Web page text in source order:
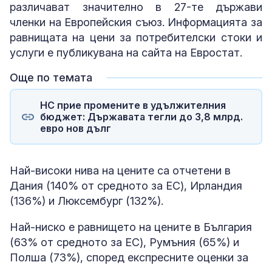
различават значително в 27-те държави
членки на Европейския съюз. Информацията за
равнищата на цени за потребителски стоки и
услуги е публикувана на сайта на Евростат.
Още по темата
НС прие промените в удължителния
бюджет: Държавата тегли до 3,8 млрд.
евро нов дълг
Най-високи нива на цените са отчетени в
Дания (140% от средното за ЕС), Ирландия
(136%) и Люксембург (132%).
Най-ниско е равнището на цените в България
(63% от средното за ЕС), Румъния (65%) и
Полша (73%), според експресните оценки за